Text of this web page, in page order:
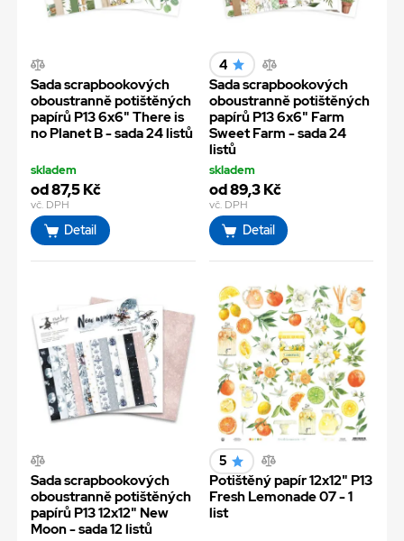
Sada scrapbookových
oboustranně potištěných
papírů P13 6x6" There is
no Planet B - sada 24 listů
skladem
od 87,5 Kč
vč. DPH
Detail
4
Sada scrapbookových
oboustranně potištěných
papírů P13 6x6" Farm
Sweet Farm - sada 24
listů
skladem
od 89,3 Kč
vč. DPH
Detail
Sada scrapbookových
oboustranně potištěných
papírů P13 12x12" New
Moon - sada 12 listů
5
Potištěný papír 12x12" P13
Fresh Lemonade 07 - 1
list